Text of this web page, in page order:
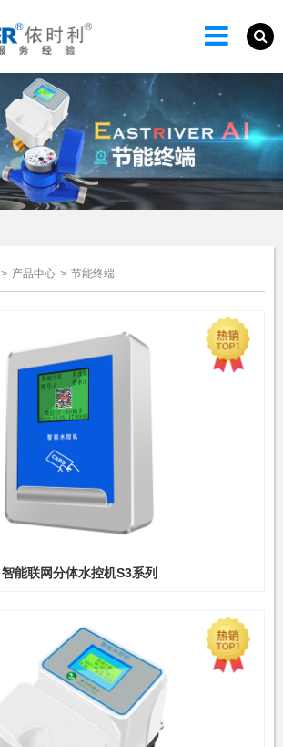
> 产品中心 > 节能终端
智能联网分体水控机S3系列